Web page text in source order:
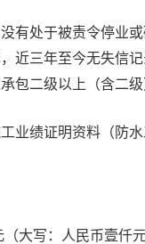
有处于被责令停业
近三年至今无失信
包二级以上（含二级
业绩证明资料 （ 防
（大写：人民币壹仟